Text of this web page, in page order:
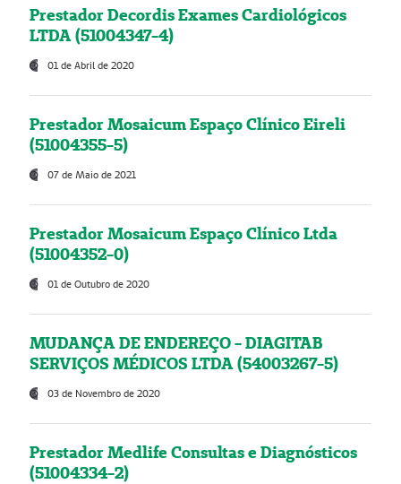
Prestador Decordis Exames Cardiológicos
LTDA (51004347-4)
01 de Abril de 2020
Prestador Mosaicum Espaço Clínico Eireli
(51004355-5)
07 de Maio de 2021
Prestador Mosaicum Espaço Clínico Ltda
(51004352-0)
01 de Outubro de 2020
MUDANÇA DE ENDEREÇO - DIAGITAB
SERVIÇOS MÉDICOS LTDA (54003267-5)
03 de Novembro de 2020
Prestador Medlife Consultas e Diagnósticos
(51004334-2)